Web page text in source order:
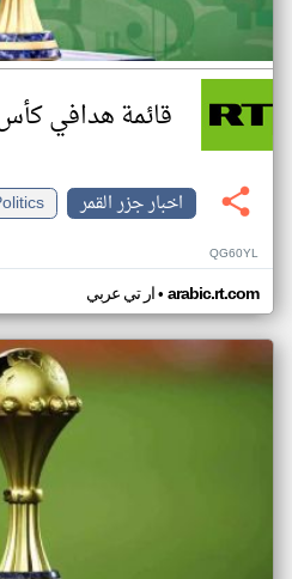
قائمة هدافي كأس
اخبار جزر القمر
QG60YL
ار تي عربي• arabic.rt.com